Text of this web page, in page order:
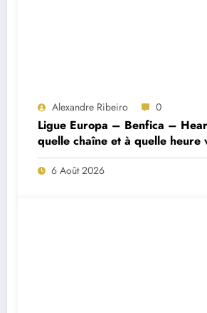
Alexandre Ribeiro 0
Ligue Europa – Benfica –
quelle chaîne et à quelle heure
match ?
6 Août 2026